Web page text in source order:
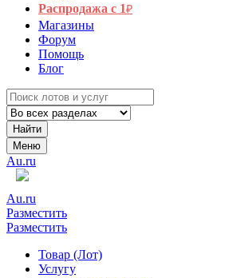
Распродажа с 1₽
Магазины
Форум
Помощь
Блог
Найти
Меню
Au.ru
Au.ru
Разместить
Разместить
Товар (Лот)
Услугу